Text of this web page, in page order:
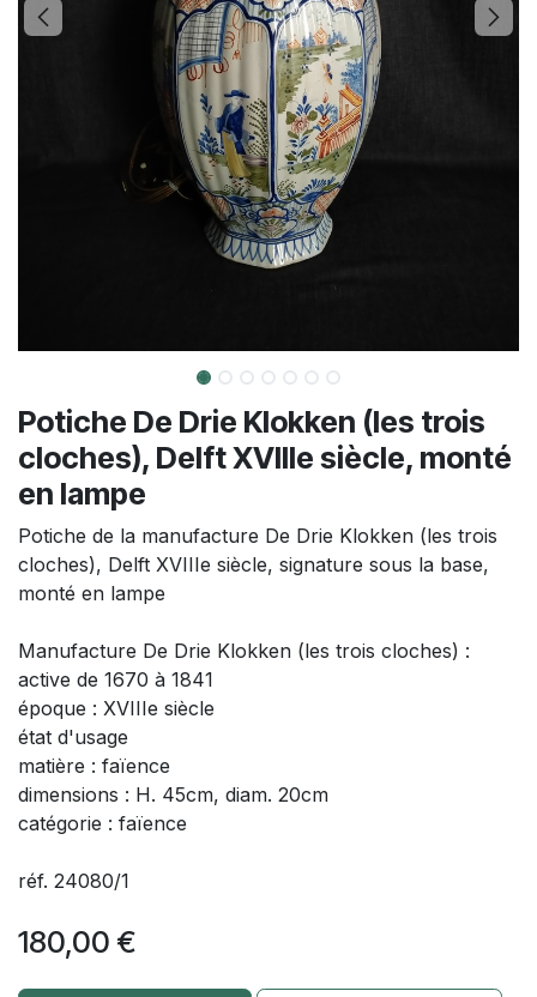
Potiche De Drie Klokken (les trois
cloches), Delft XVIIIe siècle, monté
en lampe
Potiche de la manufacture De Drie Klokken (les trois
cloches), Delft XVIIIe siècle, signature sous la base,
monté en lampe
Manufacture De Drie Klokken (les trois cloches) :
active de 1670 à 1841
époque : XVIIIe siècle
état d'usage
matière : faïence
dimensions : H. 45cm, diam. 20cm
catégorie : faïence
réf. 24080/1
180,00 €